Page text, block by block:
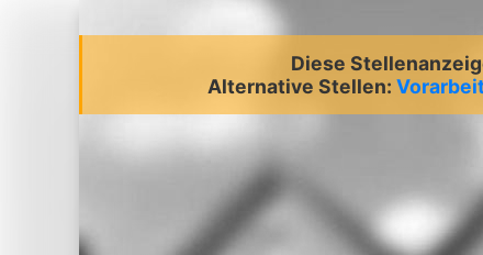
Diese
Alternative Stellen: